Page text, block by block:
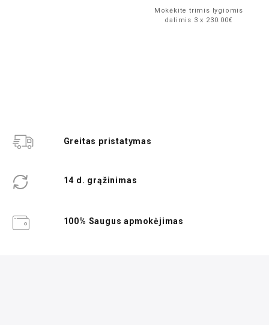
Mokėkite trimis lygiomis
dalimis 3 x 230.00€
Greitas pristatymas
14 d. grąžinimas
100% Saugus apmokėjimas